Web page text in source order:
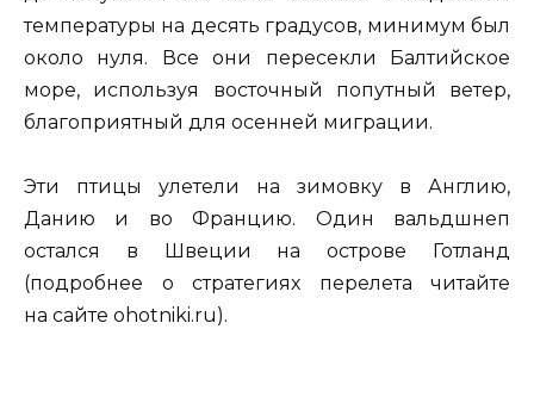
температуры на десять градусов, минимум был
около нуля. Все они пересекли Балтийское
море, используя восточный попутный ветер,
благоприятный для осенней миграции.
Эти птицы улетели на зимовку в Англию,
Данию и во Францию. Один вальдшнеп
остался в Швеции на острове Готланд
(подробнее о стратегиях перелета читайте
на сайте ohotniki.ru).